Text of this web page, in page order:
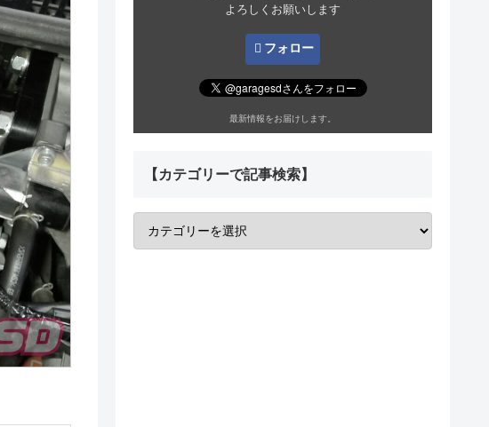
よろしくお願いします
フォロー
最新情報をお届けします。
【カテゴリーで記事検索】